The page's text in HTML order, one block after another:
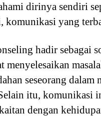
dirinya sendiri
yang
hadir sebagai
menyelesaikan
seseorang
itu,
dengan